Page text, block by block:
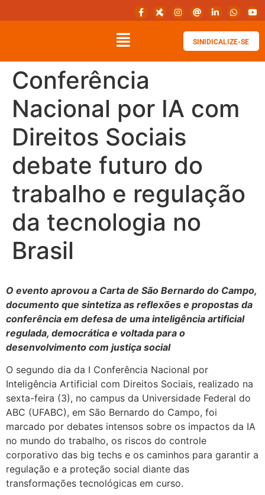
SINIDICALIZE-SE
Conferência
Nacional por IA com
Direitos Sociais
debate futuro do
trabalho e regulação
da tecnologia no
Brasil
O evento aprovou a Carta de São Bernardo do Campo,
documento que sintetiza as reflexões e propostas da
conferência em defesa de uma inteligência artificial
regulada, democrática e voltada para o
desenvolvimento com justiça social
O segundo dia da I Conferência Nacional por
Inteligência Artificial com Direitos Sociais, realizado na
sexta-feira (3), no campus da Universidade Federal do
ABC (UFABC), em São Bernardo do Campo, foi
marcado por debates intensos sobre os impactos da IA
no mundo do trabalho, os riscos do controle
corporativo das big techs e os caminhos para garantir a
regulação e a proteção social diante das
transformações tecnológicas em curso.